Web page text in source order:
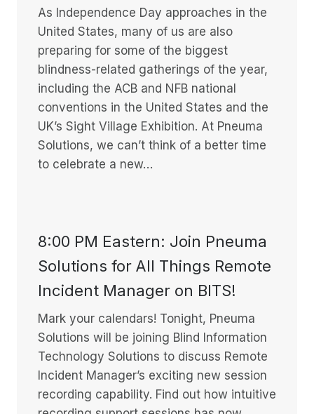
As Independence Day approaches in the
United States, many of us are also
preparing for some of the biggest
blindness-related gatherings of the year,
including the ACB and NFB national
conventions in the United States and the
UK’s Sight Village Exhibition. At Pneuma
Solutions, we can’t think of a better time
to celebrate a new…
8:00 PM Eastern: Join Pneuma
Solutions for All Things Remote
Incident Manager on BITS!
Mark your calendars! Tonight, Pneuma
Solutions will be joining Blind Information
Technology Solutions to discuss Remote
Incident Manager’s exciting new session
recording capability. Find out how intuitive